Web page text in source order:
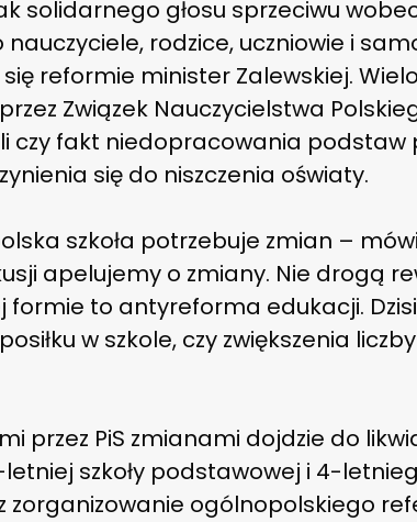
solidarnego głosu sprzeciwu
rodzice, uczniowie i
reformie minister Zalewskiej.
Związek Nauczycielstwa
czy fakt niedopracowania podstaw
się do niszczenia oświaty.
szkoła potrzebuje zmian –
apelujemy o zmiany. Nie drogą
formie to antyreforma edukacji.
w szkole, czy zwiększenia
przez PiS zmianami dojdzie do
szkoły podstawowej i 4-
zorganizowanie ogólnopolskiego